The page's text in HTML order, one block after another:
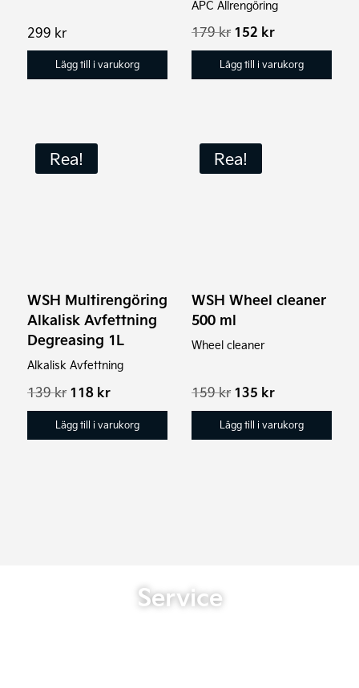
299 kr
Lägg till i varukorg
APC Allrengöring
179kr Det
ursprungliga
priset
var:
152 krDet
nuvarande
priset
är:
Lägg till i varukorg
Rea!
WSH Multirengöring
Alkalisk Avfettning
Degreasing 1L
Alkalisk Avfettning
139kr Det
ursprungliga
priset
var:
118 krDet
nuvarande
priset
är:
Lägg till i varukorg
Rea!
WSH Wheel cleaner
500 ml
Wheel cleaner
159kr Det
ursprungliga
priset
var:
135 krDet
nuvarande
priset
är:
Lägg till i varukorg
Service